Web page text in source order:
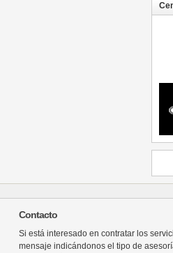
Contacto
Si está interesado en contratar los
mensaje indicándonos el tipo de